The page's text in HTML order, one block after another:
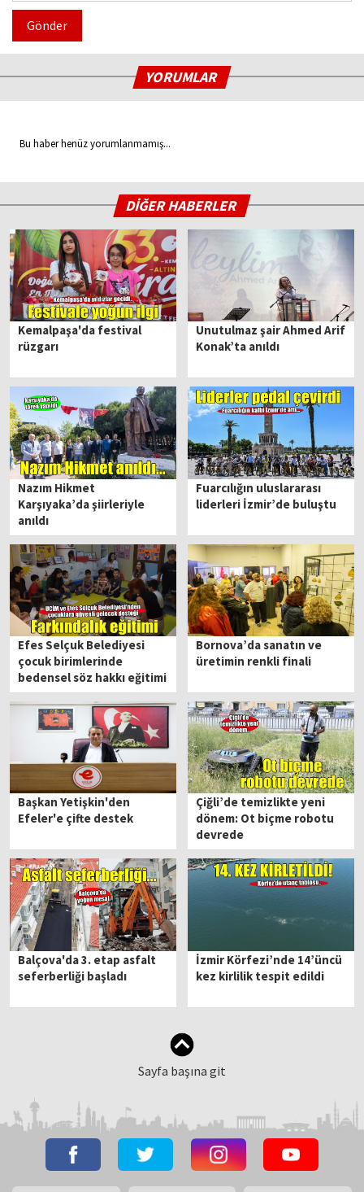
Gönder
YORUMLAR
Bu haber henüz yorumlanmamış...
DİĞER HABERLER
Kemalpaşa'da festival
rüzgarı
Unutulmaz şair Ahmed Arif
Konak’ta anıldı
Nazım Hikmet
Karşıyaka’da şiirleriyle
anıldı
Fuarcılığın uluslararası
liderleri İzmir’de buluştu
Efes Selçuk Belediyesi
çocuk birimlerinde
bedensel söz hakkı eğitimi
Bornova’da sanatın ve
üretimin renkli finali
Başkan Yetişkin'den
Efeler'e çifte destek
Çiğli’de temizlikte yeni
dönem: Ot biçme robotu
devrede
Balçova'da 3. etap asfalt
seferberliği başladı
İzmir Körfezi’nde 14’üncü
kez kirlilik tespit edildi
Sayfa başına git